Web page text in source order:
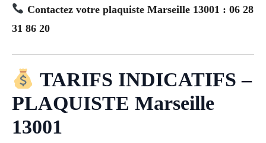
Contactez votre plaquiste Marseille 13001 : 06 28
31 86 20
TARIFS INDICATIFS –
PLAQUISTE Marseille
13001